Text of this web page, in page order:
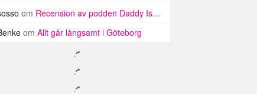
om Recension av podden Daddy Issues, som jag inte har hört
om Allt går långsamt i Göteborg